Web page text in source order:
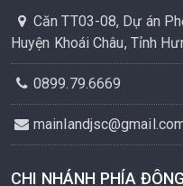
Căn TT03-08, Dự án
Huyện Khoái Châu, Tỉnh
0899.79.6669
CHI NHÁNH PHÍA